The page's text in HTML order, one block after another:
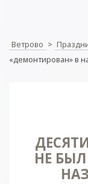
Ветрово >
«демонтирован» в
НЕ